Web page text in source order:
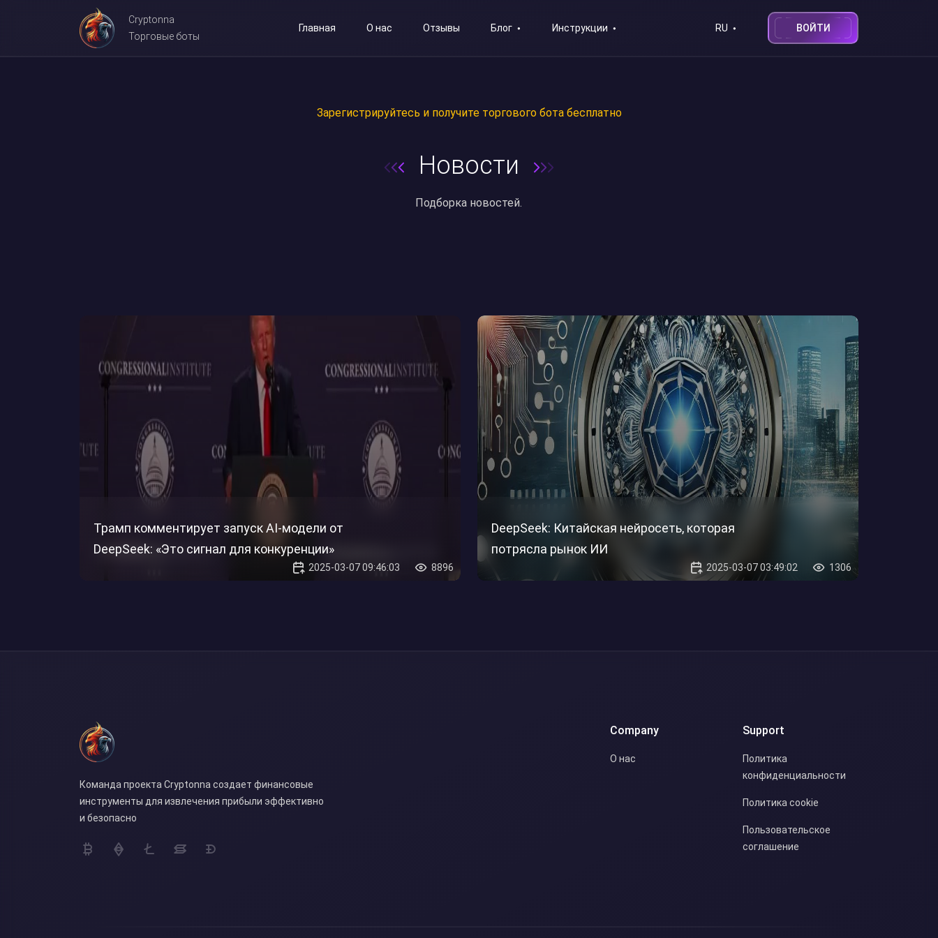
Cryptonna
Торговые боты
Главная О нас Отзывы Блог Инструкции RU ВОЙТИ
Зарегистрируйтесь и получите торгового бота бесплатно
Новости
Подборка новостей.
Трамп комментирует запуск AI-модели от
DeepSeek: «Это сигнал для конкуренции»
2025-03-07 09:46:03 8896
DeepSeek: Китайская нейросеть, которая
потрясла рынок ИИ
2025-03-07 03:49:02 1306
Команда проекта Cryptonna создает финансовые
инструменты для извлечения прибыли эффективно
и безопасно
Company
О нас
Support
Политика
конфиденциальности
Политика cookie
Пользовательское
соглашение